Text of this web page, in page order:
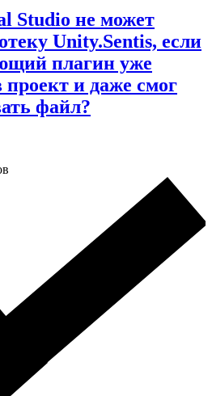
Studio не может
Unity.Sentis, если
плагин уже
проект и даже смог
файл?